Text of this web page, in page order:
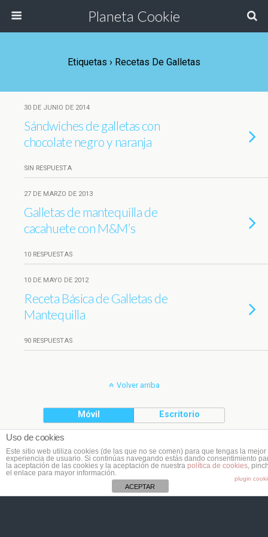
Planeta Cookie
Etiquetas › Recetas De Galletas
30 DE JUNIO DE 2014
Sándwiches de galletas con
chocolate negro y naranja
SIN RESPUESTA
27 DE MARZO DE 2013
Galletas de mantequilla de
cacahuete con M&M’s
10 RESPUESTAS
10 DE MAYO DE 2012
Receta Básica de Galletas de
Mantequilla
90 RESPUESTAS
Volver arriba
Móvil Escritorio
Uso de cookies
Este sitio web utiliza cookies (de las que no se comen) para que tengas la mejor
experiencia de usuario. Si continúas navegando estás dando consentimiento
la aceptación de las cookies y la aceptación de nuestra política de cookies ,
el enlace para mayor información.
plugin
ACEPTAR